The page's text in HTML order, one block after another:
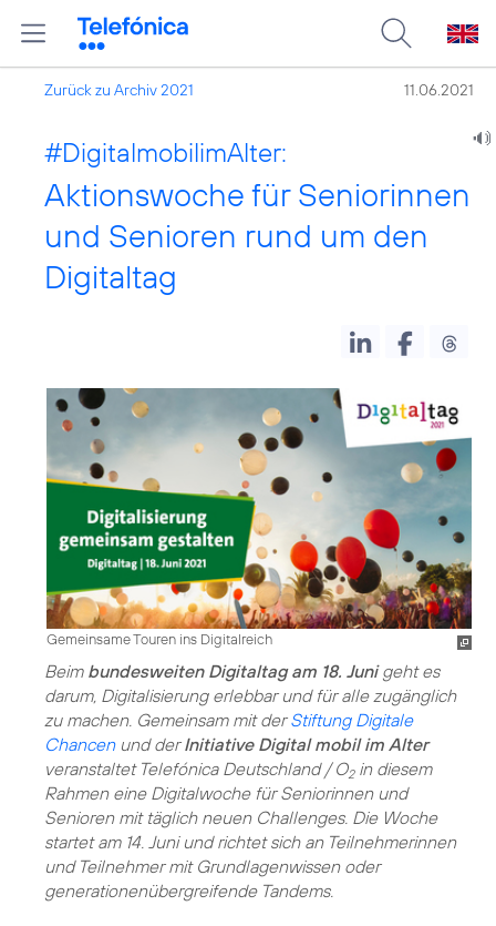
Zurück zu Archiv 2021 11.06.2021
#DigitalmobilimAlter:
Aktionswoche für Seniorinnen
und Senioren rund um den
Digitaltag
Gemeinsame Touren ins Digitalreich
Beim bundesweiten Digitaltag am 18. Junigeht es
darum, Digitalisierung erlebbar und für alle zugänglich
zu machen. Gemeinsam mit derStiftung Digitale
Chancenund derInitiative Digital mobil im Alter
veranstaltet Telefónica Deutschland / O2in diesem
Rahmen eine Digitalwoche für Seniorinnen und
Senioren mit täglich neuen Challenges. Die Woche
startet am 14. Juni und richtet sich an Teilnehmerinnen
und Teilnehmer mit Grundlagenwissen oder
generationenübergreifende Tandems.